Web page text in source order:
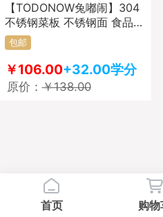
【TODONOW兔嘟闹】304
不锈钢菜板 不锈钢面 食品级
PP面 双面可用 抗菌防霉砧
板厨房家切菜
包邮
￥106.00+32.00学分
原价：￥138.00
首页 购物